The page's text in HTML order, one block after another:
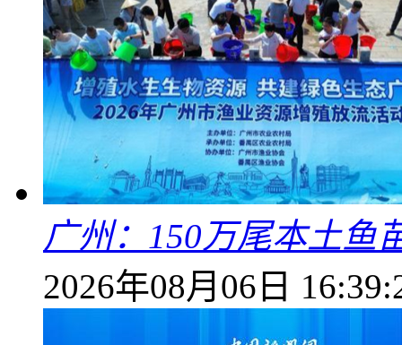
广州：150万尾本土鱼
2026年08月06日